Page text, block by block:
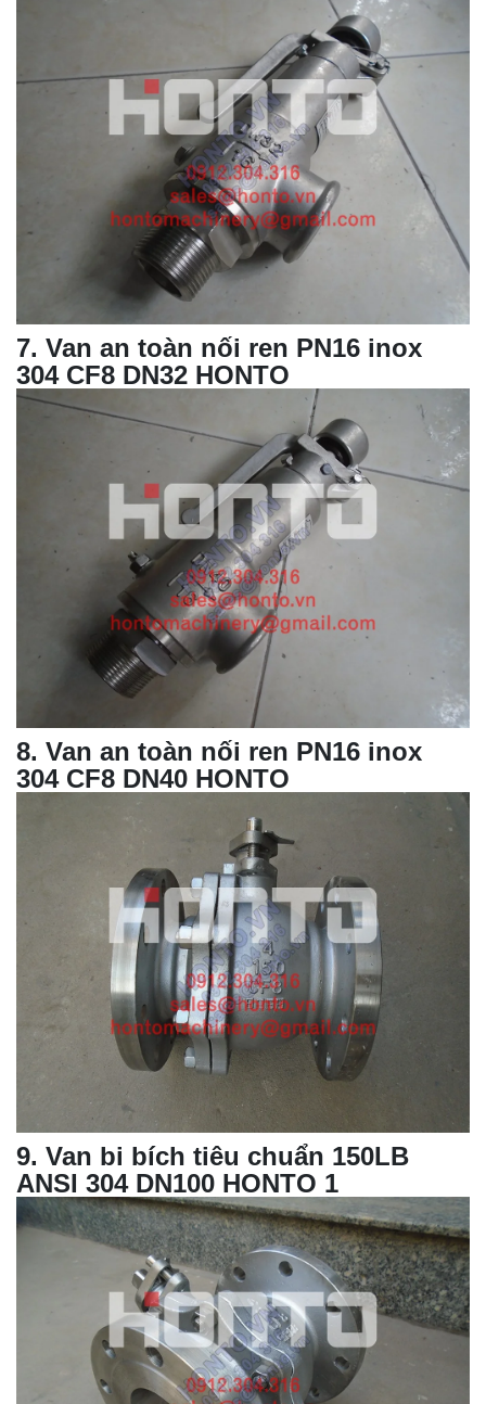
7. Van an toàn nối ren PN16 inox
304 CF8 DN32 HONTO
8. Van an toàn nối ren PN16 inox
304 CF8 DN40 HONTO
9. Van bi bích tiêu chuẩn 150LB
ANSI 304 DN100 HONTO 1